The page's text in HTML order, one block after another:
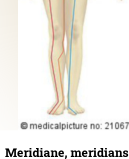
Meridiane, meridians